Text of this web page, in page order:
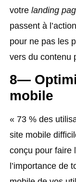
votre landing
passent à
pour ne pas les
vers du contenu
8—
mobile
« 73 % des
site mobile
conçu pour faire
l’importance de